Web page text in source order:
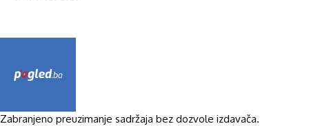
Zabranjeno preuzimanje sadržaja bez dozvole izdavača.